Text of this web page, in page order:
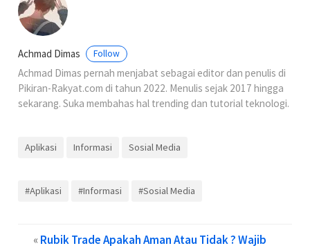
Achmad Dimas Follow
Achmad Dimas pernah menjabat sebagai editor dan penulis di
Pikiran-Rakyat.com di tahun 2022. Menulis sejak 2017 hingga
sekarang. Suka membahas hal trending dan tutorial teknologi.
Aplikasi Informasi Sosial Media
#Aplikasi #Informasi #Sosial Media
«Rubik Trade Apakah Aman Atau Tidak ? Wajib